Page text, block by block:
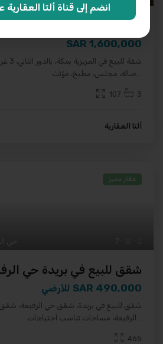
1,600,000 SAR
صالة، مجلس، مطبخ، مؤثث...
3
107
ألتا العقارية
عقار مميز
شقق للبيع في بريدة حي
490,000 SAR للأرضي
شقق للبيع في بريدة، شقق حي الرفيعة،
الرفيعة، مساحات تناسب احتياجات ...
465
انضم إلى قناة ألتا